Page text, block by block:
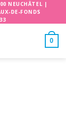
NEUCHÂTEL |
DE-FONDS
0